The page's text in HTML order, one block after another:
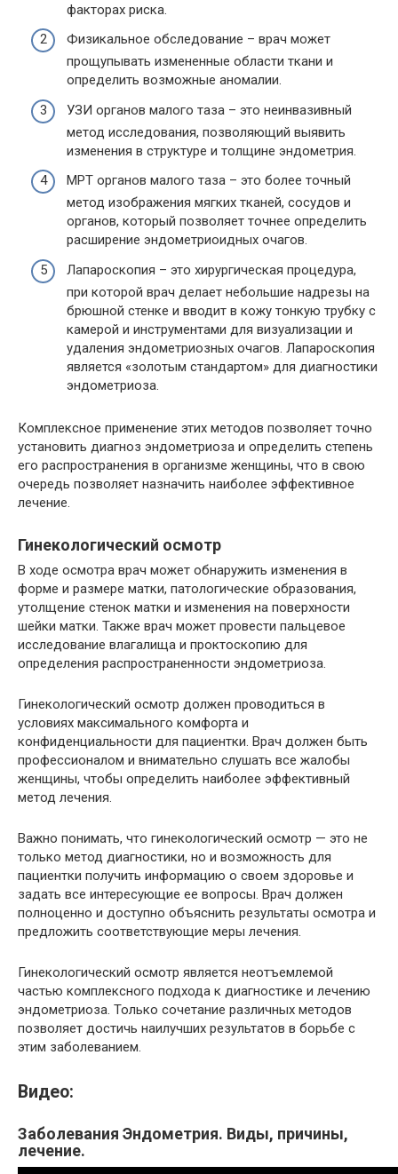
факторах риска.
Физикальное обследование – врач может
прощупывать измененные области ткани и
определить возможные аномалии.
УЗИ органов малого таза – это неинвазивный
метод исследования, позволяющий выявить
изменения в структуре и толщине эндометрия.
МРТ органов малого таза – это более точный
метод изображения мягких тканей, сосудов и
органов, который позволяет точнее определить
расширение эндометриоидных очагов.
Лапароскопия – это хирургическая процедура,
при которой врач делает небольшие надрезы на
брюшной стенке и вводит в кожу тонкую трубку с
камерой и инструментами для визуализации и
удаления эндометриозных очагов. Лапароскопия
является «золотым стандартом» для диагностики
эндометриоза.
Комплексное применение этих методов позволяет точно
установить диагноз эндометриоза и определить степень
его распространения в организме женщины, что в свою
очередь позволяет назначить наиболее эффективное
лечение.
Гинекологический осмотр
В ходе осмотра врач может обнаружить изменения в
форме и размере матки, патологические образования,
утолщение стенок матки и изменения на поверхности
шейки матки. Также врач может провести пальцевое
исследование влагалища и проктоскопию для
определения распространенности эндометриоза.
Гинекологический осмотр должен проводиться в
условиях максимального комфорта и
конфиденциальности для пациентки. Врач должен быть
профессионалом и внимательно слушать все жалобы
женщины, чтобы определить наиболее эффективный
метод лечения.
Важно понимать, что гинекологический осмотр — это не
только метод диагностики, но и возможность для
пациентки получить информацию о своем здоровье и
задать все интересующие ее вопросы. Врач должен
полноценно и доступно объяснить результаты осмотра и
предложить соответствующие меры лечения.
Гинекологический осмотр является неотъемлемой
частью комплексного подхода к диагностике и лечению
эндометриоза. Только сочетание различных методов
позволяет достичь наилучших результатов в борьбе с
этим заболеванием.
Видео:
Заболевания Эндометрия. Виды, причины,
лечение.